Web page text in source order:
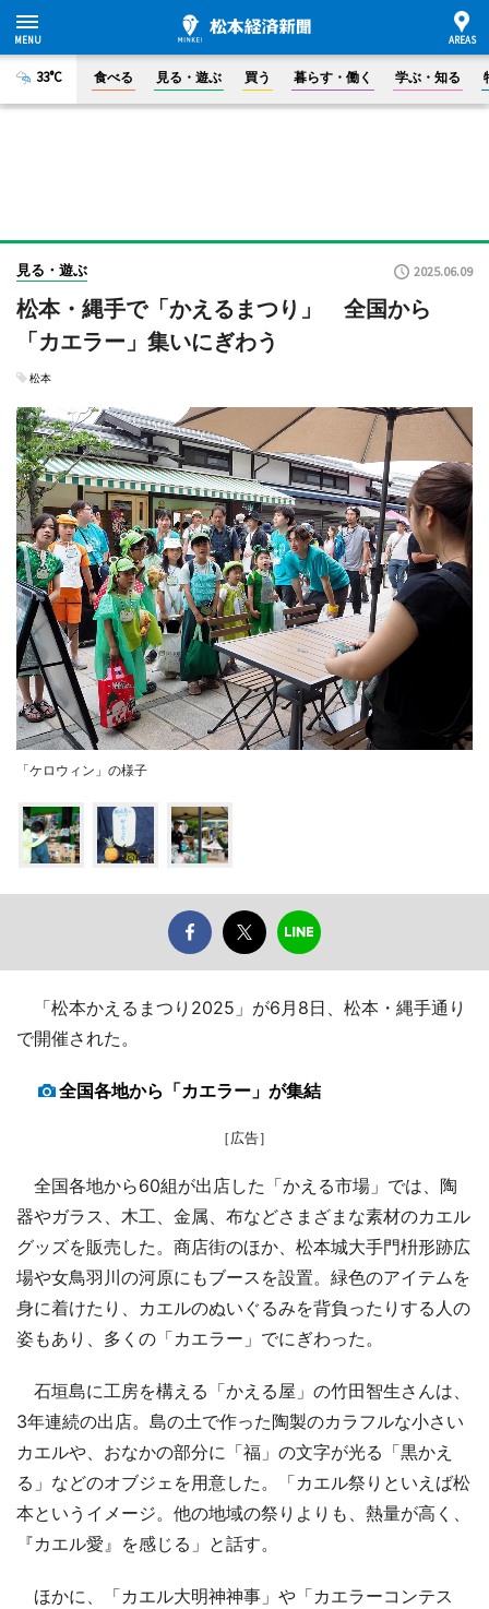
33°C 食べる 見る・遊ぶ 買う 暮らす・働く 学ぶ・知る
見る・遊ぶ 2025.06.09
松本・縄手で「かえるまつり」 全国から
「カエラー」集いにぎわう
松本
「ケロウィン」の様子
「松本かえるまつり2025」が6月8日、松本・縄手通り
で開催された。
全国各地から「カエラー」が集結
［広告］
全国各地から60組が出店した「かえる市場」では、陶
器やガラス、木工、金属、布などさまざまな素材のカエル
グッズを販売した。商店街のほか、松本城大手門枡形跡広
場や女鳥羽川の河原にもブースを設置。緑色のアイテムを
身に着けたり、カエルのぬいぐるみを背負ったりする人の
姿もあり、多くの「カエラー」でにぎわった。
石垣島に工房を構える「かえる屋」の竹田智生さんは、
3年連続の出店。島の土で作った陶製のカラフルな小さい
カエルや、おなかの部分に「福」の文字が光る「黒かえ
る」などのオブジェを用意した。「カエル祭りといえば松
本というイメージ。他の地域の祭りよりも、熱量が高く、
『カエル愛』を感じる」と話す。
ほかに、「カエル大明神神事」や「カエラーコンテス